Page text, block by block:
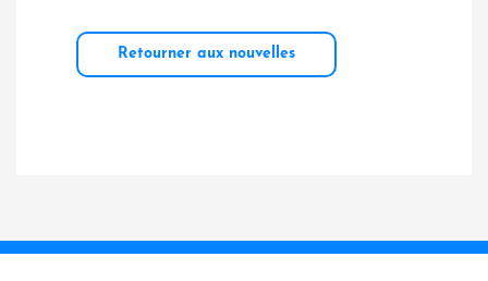
Retourner aux nouvelles